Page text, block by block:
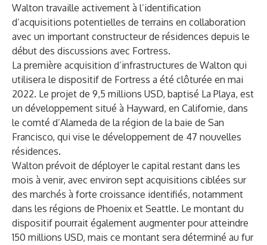
Walton travaille activement à l’identification
d’acquisitions potentielles de terrains en collaboration
avec un important constructeur de résidences depuis le
début des discussions avec Fortress.
La première acquisition d’infrastructures de Walton qui
utilisera le dispositif de Fortress a été clôturée en mai
2022. Le projet de 9,5 millions USD, baptisé La Playa, est
un développement situé à Hayward, en Californie, dans
le comté d’Alameda de la région de la baie de San
Francisco, qui vise le développement de 47 nouvelles
résidences.
Walton prévoit de déployer le capital restant dans les
mois à venir, avec environ sept acquisitions ciblées sur
des marchés à forte croissance identifiés, notamment
dans les régions de Phoenix et Seattle. Le montant du
dispositif pourrait également augmenter pour atteindre
150 millions USD, mais ce montant sera déterminé au fur